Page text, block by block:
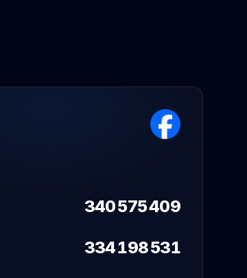
340 575 409
334 198 531